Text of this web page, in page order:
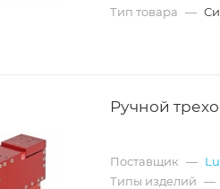
Тип товара —
Ручной
Поставщик —
Типы изделий —